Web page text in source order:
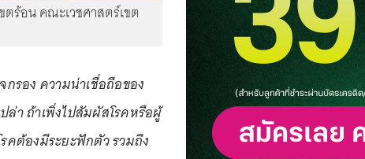
ร้อน คณะเวชศาสตร์เขต
กรอง ความน่าเชื่อถือของ
า ถ้าเพิ่งไปสัมผัสโรคหรือผู้
คต้องมีระยะฟักตัว รวมถึง